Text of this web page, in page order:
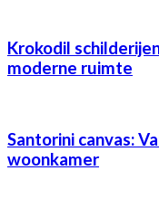
Krokodil
moderne ruimte
Santorini canvas:
woonkamer